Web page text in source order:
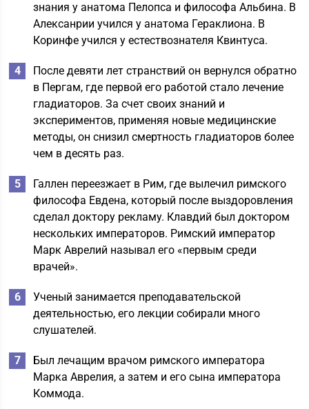
знания у анатома Пелопса и философа Альбина. В
Алексанрии учился у анатома Гераклиона. В
Коринфе учился у естествознателя Квинтуса.
После девяти лет странствий он вернулся обратно
в Пергам, где первой его работой стало лечение
гладиаторов. За счет своих знаний и
экспериментов, применяя новые медицинские
методы, он снизил смертность гладиаторов более
чем в десять раз.
Галлен переезжает в Рим, где вылечил римского
философа Евдена, который после выздоровления
сделал доктору рекламу. Клавдий был доктором
нескольких императоров. Римский император
Марк Аврелий называл его «первым среди
врачей».
Ученый занимается преподавательской
деятельностью, его лекции собирали много
слушателей.
Был лечащим врачом римского императора
Марка Аврелия, а затем и его сына императора
Коммода.